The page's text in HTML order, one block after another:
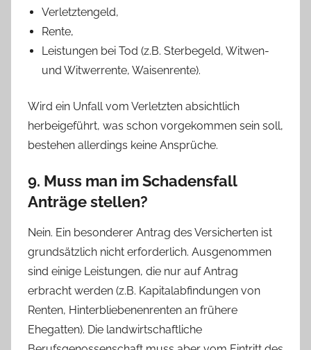
Verletztengeld,
Rente,
Leistungen bei Tod (z.B. Sterbegeld, Witwen-
und Witwerrente, Waisenrente).
Wird ein Unfall vom Verletzten absichtlich
herbeigeführt, was schon vorgekommen sein soll,
bestehen allerdings keine Ansprüche.
9. Muss man im Schadensfall
Anträge stellen?
Nein. Ein besonderer Antrag des Versicherten ist
grundsätzlich nicht erforderlich. Ausgenommen
sind einige Leistungen, die nur auf Antrag
erbracht werden (z.B. Kapitalabfindungen von
Renten, Hinterbliebenenrenten an frühere
Ehegatten). Die landwirtschaftliche